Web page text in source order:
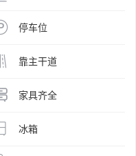
停车位
靠主干道
家具齐全
冰箱